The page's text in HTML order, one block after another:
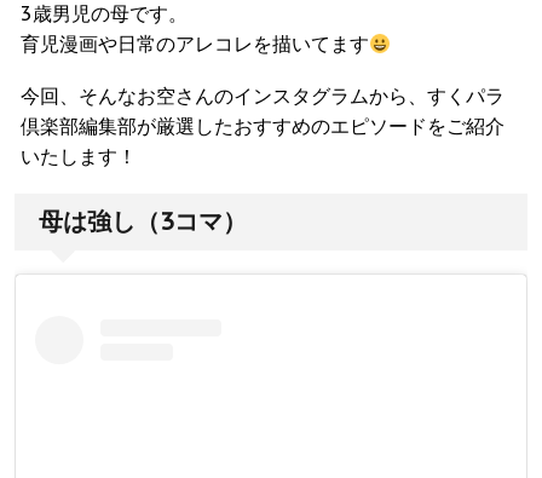
3歳男児の母です。
育児漫画や日常のアレコレを描いてます
今回、そんなお空さんのインスタグラムから、すくパラ
倶楽部編集部が厳選したおすすめのエピソードをご紹介
いたします！
母は強し（3コマ）